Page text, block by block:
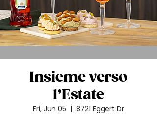
Insieme verso
l’Estate
Fri, Jun 05
  |
8721 Eggert Dr